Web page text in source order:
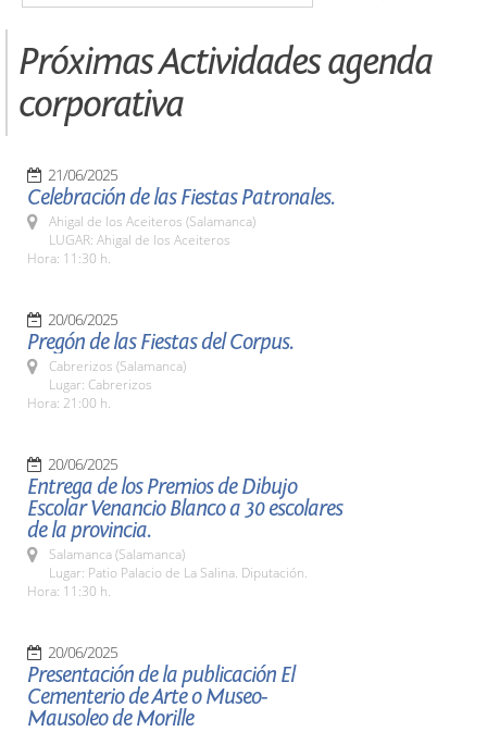
Próximas Actividades agenda
corporativa
21/06/2025
Celebración de las Fiestas Patronales.
Ahigal de los Aceiteros (Salamanca)
LUGAR: Ahigal de los Aceiteros
Hora: 11:30 h.
20/06/2025
Pregón de las Fiestas del Corpus.
Cabrerizos (Salamanca)
Lugar: Cabrerizos
Hora: 21:00 h.
20/06/2025
Entrega de los Premios de Dibujo
Escolar Venancio Blanco a 30 escolares
de la provincia.
Salamanca (Salamanca)
Lugar: Patio Palacio de La Salina. Diputación.
Hora: 11:30 h.
20/06/2025
Presentación de la publicación El
Cementerio de Arte o Museo-
Mausoleo de Morille